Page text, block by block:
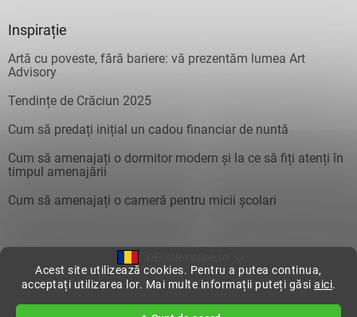
Acest site utilizează cookies. Pentru a putea continua,
acceptați utilizarea lor. Mai multe informații puteți găsi aici.
Inspirație
Artă cu poveste, fără bariere: vă prezentăm lumea Art
Advisory
Tendințe de Crăciun 2025
Cum să predați inițial un cadou financiar de nuntă
Cum să amenajați o dormitor modern și la ce să fiți atenți în
timpul amenajării
Cum să amenajați o cameră pentru micii școlari